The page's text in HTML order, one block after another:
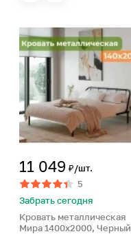
11 049 ₽/шт.
5
Забрать сегодня
Кровать металлическая
Мира 1400х2000, Черный